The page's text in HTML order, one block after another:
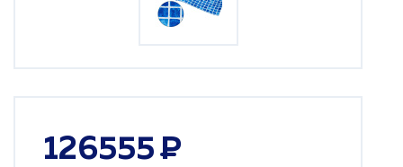
126555